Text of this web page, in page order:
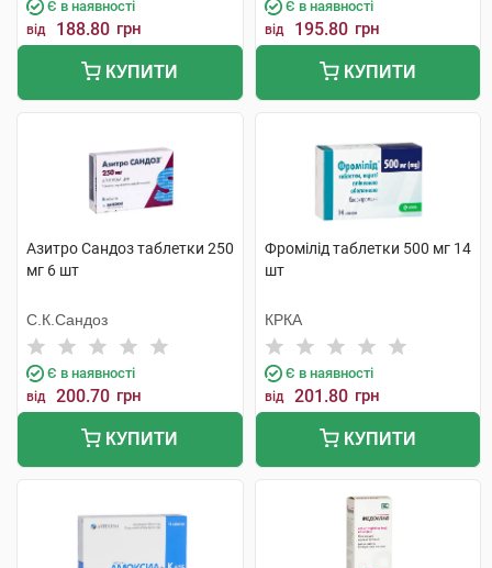
Є в наявності
від 188.80 грн
КУПИТИ
Є в наявності
від 195.80 грн
КУПИТИ
Азитро Сандоз таблетки 250
мг 6 шт
С.К.Сандоз
Є в наявності
від 200.70 грн
КУПИТИ
Фромілід таблетки 500 мг 14
шт
КРКА
Є в наявності
від 201.80 грн
КУПИТИ